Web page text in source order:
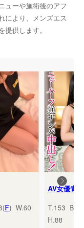
ューや施術後のアフ
により、メンズエス
供します。
F) W.60
T.153
H.88